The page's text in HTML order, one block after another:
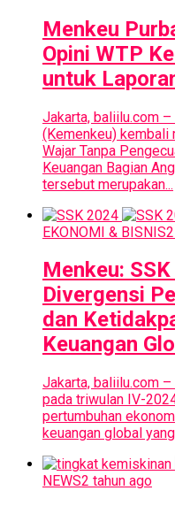
Menkeu
Opini WTP
untuk
Jakarta, baliilu.com
(Kemenkeu) kembali
Wajar Tanpa
Keuangan Bagian
tersebut merupakan...
EKONOMI & BISNIS
Menkeu:
Divergensi
dan
Keuangan
Jakarta, baliilu.com
pada triwulan IV-
pertumbuhan
keuangan global
NEWS2 tahun ago